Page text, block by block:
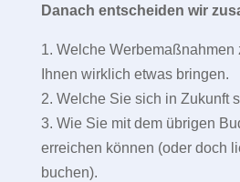
Danach entscheiden wir
1. Welche Werbemaßnahmen
Ihnen wirklich etwas bringen.
2. Welche Sie sich in Zukunft
3. Wie Sie mit dem übrigen
erreichen können (oder doch
buchen).